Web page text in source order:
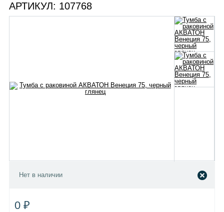
АРТИКУЛ: 107768
Нет в наличии
0 ₽